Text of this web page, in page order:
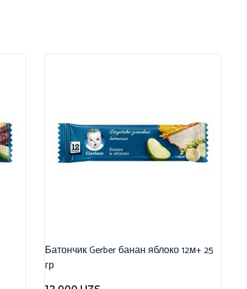
Батончик Gerber банан яблоко 12м+ 25
гр